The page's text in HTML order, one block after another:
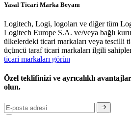
Yasal Ticari Marka Beyanı
Logitech, Logi, logoları ve diğer tüm
Logitech Europe S.A. ve/veya bağlı
ülkelerdeki ticari markaları veya tescilli
üçüncü taraf ticari markaları ilgili
ticari markaları görün
Özel teklifinizi ve ayrıcalıklı
olun.